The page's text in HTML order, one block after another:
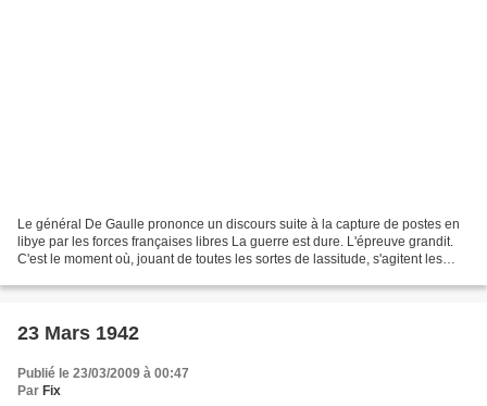
Le général De Gaulle prononce un discours suite à la capture de postes en
libye par les forces françaises libres La guerre est dure. L'épreuve grandit.
C'est le moment où, jouant de toutes les sortes de lassitude, s'agitent les
23 Mars 1942
Publié le 23/03/2009 à 00:47
Par Fix